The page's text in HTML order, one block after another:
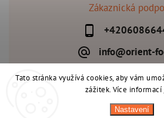
Tato stránka využívá cookies, aby vám
zážitek. Více informací
Nastavení
Zákaznická
info@orient-
Orient-Food.cz.